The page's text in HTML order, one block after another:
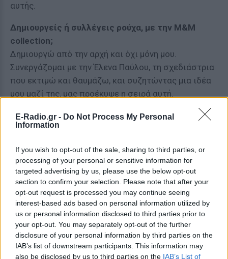
E-Radio.gr - Do Not Process My Personal
Information
If you wish to opt-out of the sale, sharing to third parties, or
processing of your personal or sensitive information for
targeted advertising by us, please use the below opt-out
section to confirm your selection. Please note that after your
opt-out request is processed you may continue seeing
interest-based ads based on personal information utilized by
us or personal information disclosed to third parties prior to
your opt-out. You may separately opt-out of the further
disclosure of your personal information by third parties on the
IAB’s list of downstream participants. This information may
also be disclosed by us to third parties on the IAB’s List of
αυτής.
Δημιουργείς ή συλλέγεις ρούχα, με την M&M
collection;
Δημιουργώ από την αρχή και όχι μόνη μου.
Συνεργάζομαι με την Έλενα Παύλου, τη σχεδιάστρια
που εκτιμώ και θαυμάζω, και συζητώντας μια ιδέα
μου μαζί της, μας προέκυψε η σειρά αυτή.
με τη μόδα;
Από τη στιγμή που και η μόδα έγινε showbiz, είναι
αλληλένδετες. Αρχικά μεγάλοι μόδιστροι ντύνανε
τους stars του σινεμά και μέσα και έξω από τις
ταινίες, μετά ακολούθησαν και οι τραγουδιστές.
Μόδιστροι γίνανε celebrities, οπότε πάντα
ακολουθούσε το ένα το άλλο. Στο θέατρο παλιά και
σήμερα κάποιοι σχεδιάζουν τα κοστούμια και οι
ηθοποιοί τα φοράνε. Κάποιοι καλλιτέχνες έχουν μια